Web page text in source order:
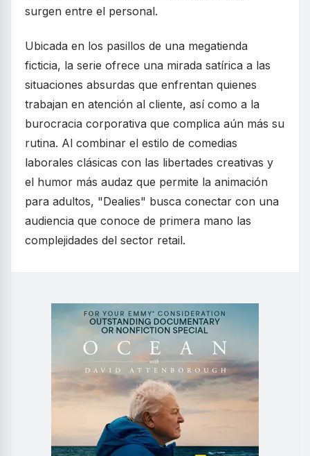
surgen entre el personal.
Ubicada en los pasillos de una megatienda
ficticia, la serie ofrece una mirada satírica a las
situaciones absurdas que enfrentan quienes
trabajan en atención al cliente, así como a la
burocracia corporativa que complica aún más su
rutina. Al combinar el estilo de comedias
laborales clásicas con las libertades creativas y
el humor más audaz que permite la animación
para adultos, "Dealies" busca conectar con una
audiencia que conoce de primera mano las
complejidades del sector retail.